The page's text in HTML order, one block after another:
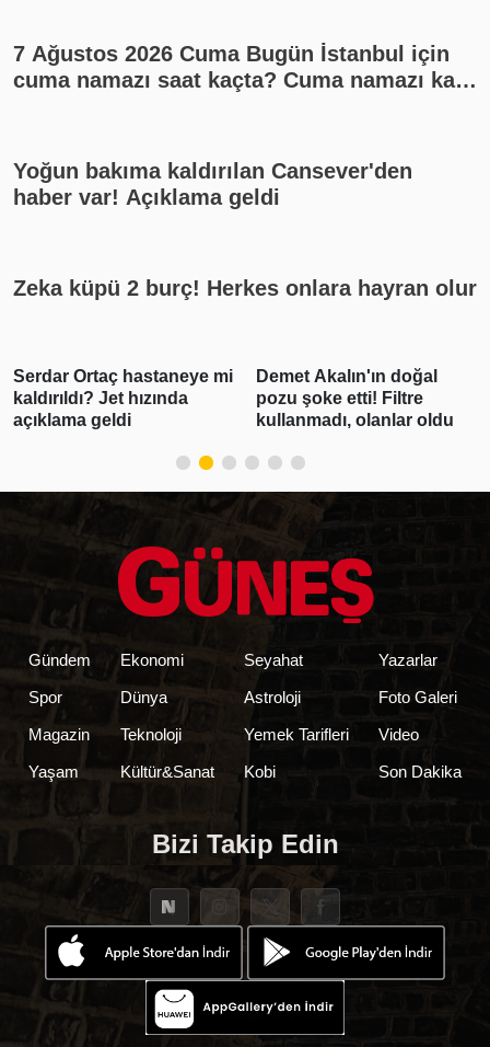
7 Ağustos 2026 Cuma Bugün İstanbul için
cuma namazı saat kaçta? Cuma namazı kaç
Yoğun bakıma kaldırılan Cansever'den
haber var! Açıklama geldi
Zeka küpü 2 burç! Herkes onlara hayran olur
Demet Akalın'ın doğal
pozu şoke etti! Filtre
kullanmadı, olanlar oldu
Gabar'da günlük petrol
üretimi 83 bin 300 varile
ulaşarak rekor kırdı
Gündem
Spor
Magazin
Yaşam
Ekonomi
Dünya
Teknoloji
Kültür&Sanat
Seyahat
Astroloji
Yemek Tarifleri
Kobi
Yazarlar
Foto Galeri
Video
Son Dakika
Bizi Takip Edin